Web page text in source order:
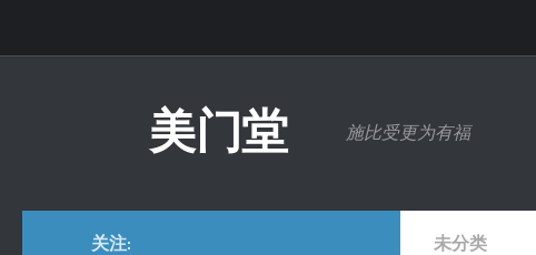
美门堂 施比受更为有福
未分类
关注: